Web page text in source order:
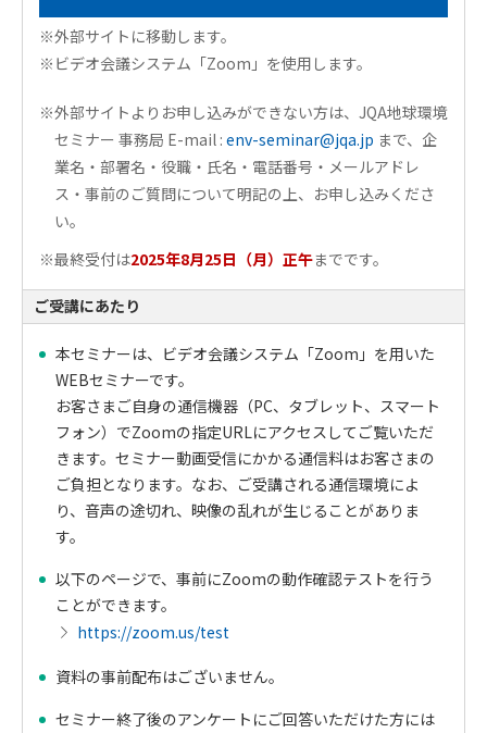
※外部サイトに移動します。
※ビデオ会議システム「Zoom」を使用します。
※外部サイトよりお申し込みができない方は、JQA地球環境
セミナー 事務局 E-mail : env-seminar@jqa.jp まで、企
業名・部署名・役職・氏名・電話番号・メールアドレ
ス・事前のご質問について明記の上、お申し込みくださ
い。
※最終受付は2025年8月25日（月）正午までです。
ご受講にあたり
本セミナーは、ビデオ会議システム「Zoom」を用いた
WEBセミナーです。
お客さまご自身の通信機器（PC、タブレット、スマート
フォン）でZoomの指定URLにアクセスしてご覧いただ
きます。セミナー動画受信にかかる通信料はお客さまの
ご負担となります。なお、ご受講される通信環境によ
り、音声の途切れ、映像の乱れが生じることがありま
す。
以下のページで、事前にZoomの動作確認テストを行う
ことができます。
https://zoom.us/test
資料の事前配布はございません。
セミナー終了後のアンケートにご回答いただけた方には